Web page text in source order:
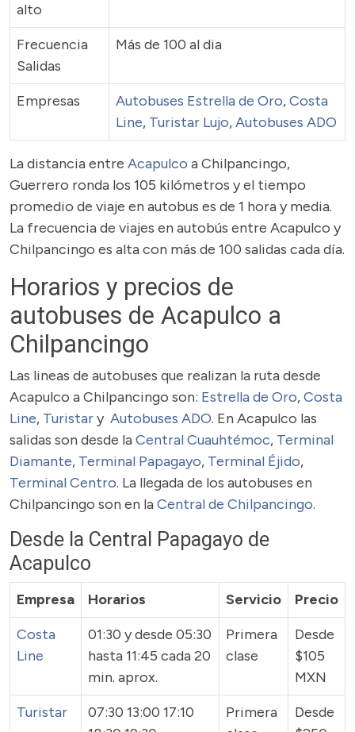
alto
Frecuencia
Salidas
Más de 100 al dia
Empresas Autobuses Estrella de Oro,Costa
Line, Turistar Lujo,Autobuses ADO
La distancia entre Acapulco a Chilpancingo,
Guerrero ronda los 105 kilómetros y el tiempo
promedio de viaje en autobus es de 1 hora y media.
La frecuencia de viajes en autobús entre Acapulco y
Chilpancingo es alta con más de 100 salidas cada día.
Horarios y precios de
autobuses de Acapulco a
Chilpancingo
Las lineas de autobuses que realizan la ruta desde
Acapulco a Chilpancingo son: Estrella de Oro,Costa
Line, Turistary Autobuses ADO. En Acapulco las
salidas son desde laCentral Cuauhtémoc, Terminal
Diamante, Terminal Papagayo, Terminal Éjido,
Terminal Centro. La llegada de los autobuses en
Chilpancingo son en laCentral de Chilpancingo.
Desde la Central Papagayo de
Acapulco
Empresa Horarios Servicio
Precio
Costa
Line
01:30 y desde 05:30
hasta 11:45 cada 20
min. aprox.
Primera
clase
Desde
$105
MXN
Turistar
07:30 13:00 17:10
Primera
Desde